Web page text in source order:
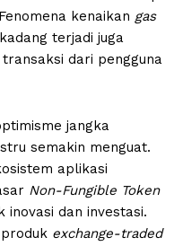
kenaikan gas
terjadi juga
dari pengguna
jangka
semakin menguat.
aplikasi
Non-Fungible Token
inovasi dan investasi.
exchange-traded